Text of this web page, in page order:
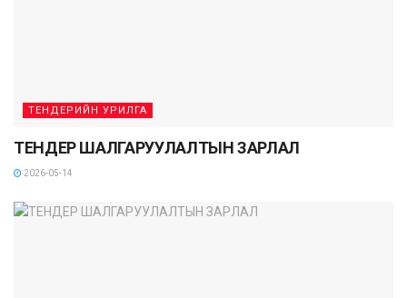
ТЕНДЕРИЙН УРИЛГА
ТЕНДЕР ШАЛГАРУУЛАЛТЫН ЗАРЛАЛ
2026-05-14